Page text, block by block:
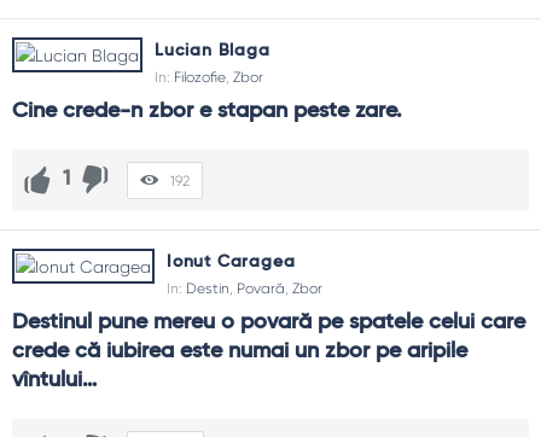
Lucian Blaga
In: Filozofie, Zbor
Cine crede-n zbor e stapan peste zare.
1 192
Ionut Caragea
In: Destin, Povară, Zbor
Destinul pune mereu o povară pe spatele celui care
crede că iubirea este numai un zbor pe aripile
vîntului…